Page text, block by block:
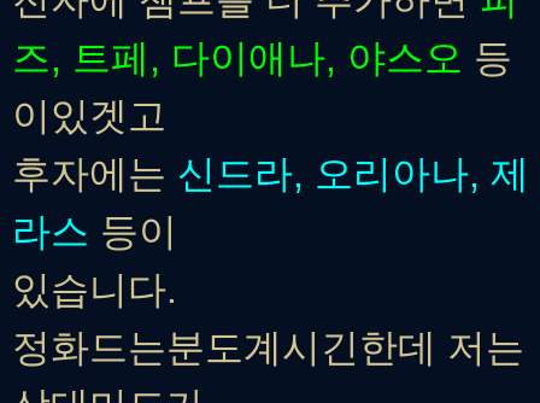
즈, 트페, 다이애나, 야스오 등
이있겟고
후자에는 신드라, 오리아나, 제
라스 등이
있습니다.
정화드는분도계시긴한데 저는